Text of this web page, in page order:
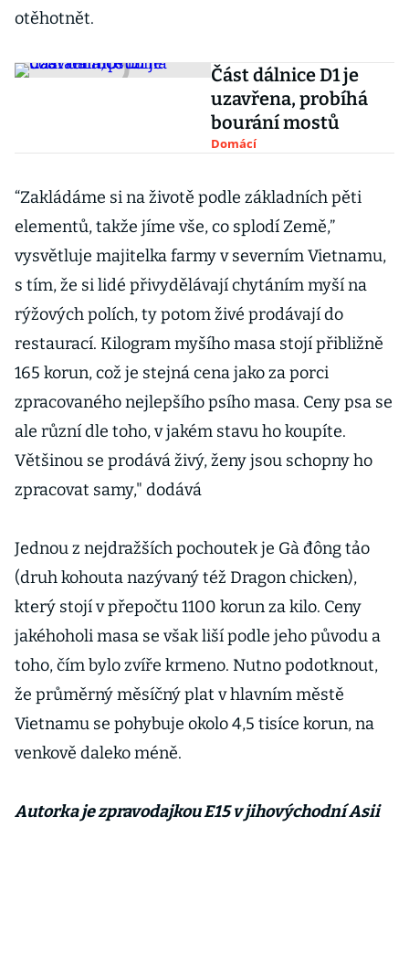
otěhotnět.
Část dálnice D1 je
uzavřena, probíhá
bourání mostů
Domácí
“Zakládáme si na životě podle základních pěti
elementů, takže jíme vše, co splodí Země,”
vysvětluje majitelka farmy v severním Vietnamu,
s tím, že si lidé přivydělávají chytáním myší na
rýžových polích, ty potom živé prodávají do
restaurací. Kilogram myšího masa stojí přibližně
165 korun, což je stejná cena jako za porci
zpracovaného nejlepšího psího masa. Ceny psa se
ale různí dle toho, v jakém stavu ho koupíte.
Většinou se prodává živý, ženy jsou schopny ho
zpracovat samy," dodává
Jednou z nejdražších pochoutek je Gà đông tảo
(druh kohouta nazývaný též Dragon chicken),
který stojí v přepočtu 1100 korun za kilo. Ceny
jakéhoholi masa se však liší podle jeho původu a
toho, čím bylo zvíře krmeno. Nutno podotknout,
že průměrný měsíčný plat v hlavním městě
Vietnamu se pohybuje okolo 4,5 tisíce korun, na
venkově daleko méně.
Autorka je zpravodajkou E15 v jihovýchodní Asii